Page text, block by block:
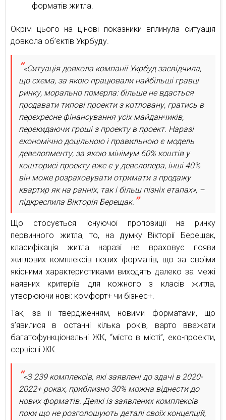
форматів житла.
Окрім цього на цінові показники вплинула ситуація
довкола об’єктів Укрбуду.
«Ситуація довкола компанії Укрбуд засвідчила,
що схема, за якою працювали найбільші гравці
ринку, морально померла: більше не вдасться
продавати типові проекти з котловану, гратись в
перехресне фінансування усіх майданчиків,
перекидаючи гроші з проекту в проект. Наразі
економічно доцільною і правильною є модель
девелопменту, за якою мінімум 60% коштів у
кошторисі проекту вже є у девелопера, інші 40%
він може розраховувати отримати з продажу
квартир як на ранніх, так і більш пізніх етапах», –
підкреслила Вікторія Берещак.
Що стосується існуючої пропозиції на ринку
первинного житла, то, на думку Вікторії Берещак,
класифікація житла наразі не враховує появи
житлових комплексів нових форматів, що за своїми
якісними характеристиками виходять далеко за межі
наявних критеріїв для кожного з класів житла,
утворюючи нові: комфорт+ чи бізнес+.
Так, за її твердженням, новими форматами, що
з’явилися в останні кілька років, варто вважати
багатофункціональні ЖК, “місто в місті”, еко-проекти,
сервісні ЖК.
«З 239 комплексів, які заявлені до здачі в 2020-
2022+ роках, приблизно 30% можна віднести до
нових форматів. Деякі із заявлених комплексів
поки що не розголошують деталі своїх концепцій,